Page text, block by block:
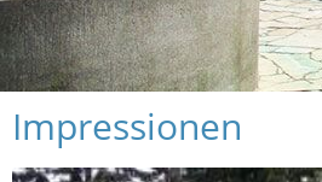
Impressionen